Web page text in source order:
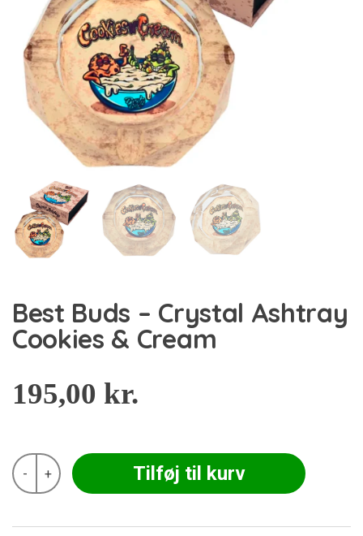
Best Buds – Crystal Ashtray
Cookies & Cream
195,00 kr.
-
Best
Buds
-
+ Tilføj til kurv